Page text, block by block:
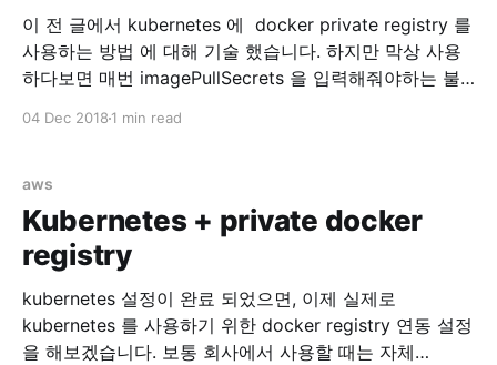
이 전 글에서 kubernetes 에 docker private registry 를
사용하는 방법 에 대해 기술 했습니다. 하지만 막상 사용
하다보면 매번 imagePullSecrets 을 입력해줘야하는 불
04 Dec 2018 1 min read
aws
Kubernetes + private docker
registry
kubernetes 설정이 완료 되었으면, 이제 실제로
kubernetes 를 사용하기 위한 docker registry 연동 설정
을 해보겠습니다. 보통 회사에서 사용할 때는 자체